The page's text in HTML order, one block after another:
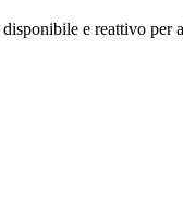
e reattivo per